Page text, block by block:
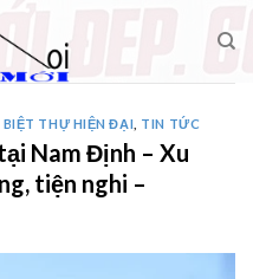
BIỆT THỰ HIỆN ĐẠI TIN TỨC
Nam Định – Xu
tiện nghi –